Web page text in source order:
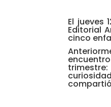
El jueves
Editorial
cinco
trimestre: